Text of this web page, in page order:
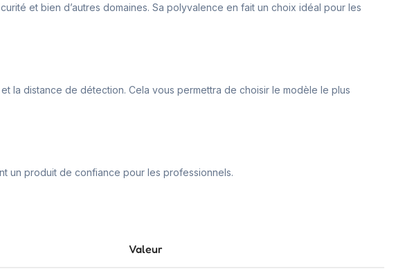
et bien d’autres domaines. Sa polyvalence en fait un choix idéal pour les
la distance de détection. Cela vous permettra de choisir le modèle le plus
un produit de confiance pour les professionnels.
Valeur